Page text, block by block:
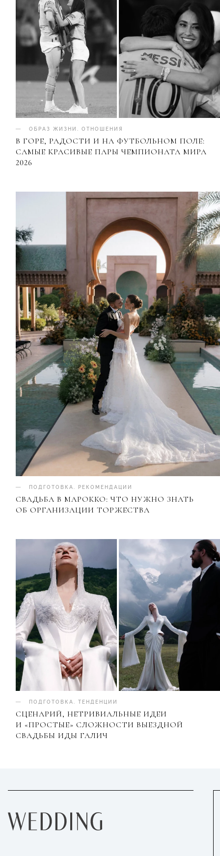
ОБРАЗ ЖИЗНИ ОТНОШЕНИЯ
В ГОРЕ, РАДОСТИ И НА ФУТБОЛЬНОМ ПОЛЕ:
САМЫЕ КРАСИВЫЕ ПАРЫ ЧЕМПИОНАТА МИРА
2026
ПОДГОТОВКА РЕКОМЕНДАЦИИ
СВАДЬБА В МАРОККО: ЧТО НУЖНО ЗНАТЬ
ОБ ОРГАНИЗАЦИИ ТОРЖЕСТВА
ПОДГОТОВКА ТЕНДЕНЦИИ
СЦЕНАРИЙ, НЕТРИВИАЛЬНЫЕ ИДЕИ
И «ПРОСТЫЕ» СЛОЖНОСТИ ВЫЕЗДНОЙ
СВАДЬБЫ ИДЫ ГАЛИЧ